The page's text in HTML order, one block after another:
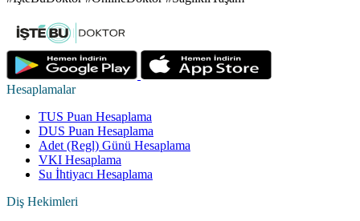
Hesaplamalar
TUS Puan Hesaplama
DUS Puan Hesaplama
Adet (Regl) Günü Hesaplama
VKI Hesaplama
Su İhtiyacı Hesaplama
Diş Hekimleri